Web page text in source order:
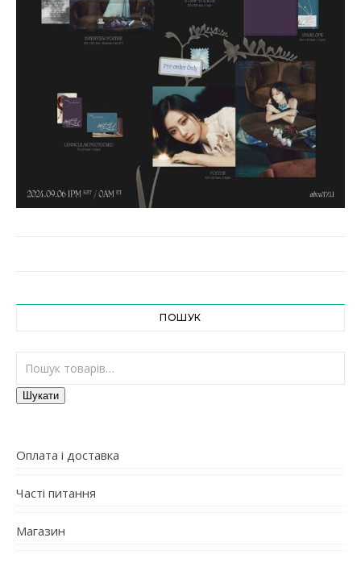
ПОШУК
Шукати:
Шукати
Оплата і доставка
Часті питання
Магазин